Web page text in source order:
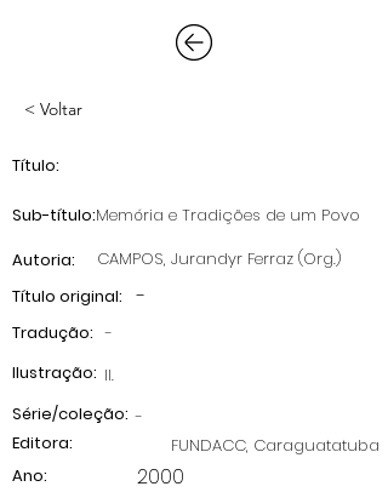
< Voltar
Título:
Memória e Tradições de um Povo
Sub-título:
Autoria:
CAMPOS, Jurandyr Ferraz (Org.)
Título original:
-
Tradução: -
Ilustração: II.
Série/coleção: -
FUNDACC, Caraguatatuba
Editora:
2000
Ano: